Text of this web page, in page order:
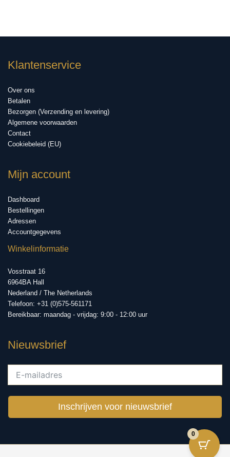
Klantenservice
Over ons
Betalen
Bezorgen (Verzending en levering)
Algemene voorwaarden
Contact
Cookiebeleid (EU)
Mijn account
Dashboard
Bestellingen
Adressen
Accountgegevens
Winkelinformatie
Vosstraat 16
6964BA Hall
Nederland / The Netherlands
Telefoon: +31 (0)575-561171
Bereikbaar: maandag - vrijdag: 9:00 - 12:00 uur
Nieuwsbrief
Inschrijven voor nieuwsbrief
0